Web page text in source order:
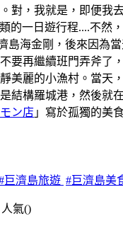
對，我就是，即便我
的一日遊行程....不然
島海金剛，後來因為
要再繼續班門弄斧了
美麗的小漁村。當天
結構羅城港，然後就
ン店 」寫於孤獨的美
巨濟島旅遊 #巨濟島美
人氣()